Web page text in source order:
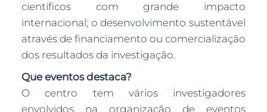
científicos com grande impacto
internacional; o desenvolvimento sustentável
através de financiamento ou comercialização
dos resultados da investigação.
Que eventos destaca?
O centro tem vários investigadores
envolvidos na organização de eventos